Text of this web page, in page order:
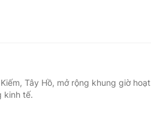
Tây Hồ, mở rộng khung giờ hoạt
kinh tế.